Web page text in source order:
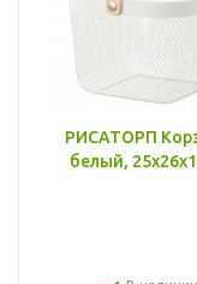
РИСАТОРП
белый,